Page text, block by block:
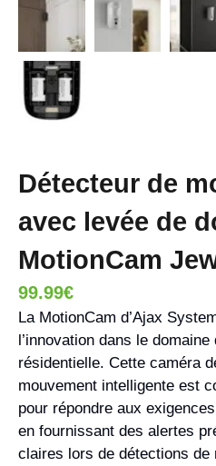
Détecteur de
avec levée de
MotionCam
99.99€
La MotionCam d’Ajax
l’innovation dans le
résidentielle. Cette caméra
mouvement intelligente est
pour répondre aux
en fournissant des alertes
claires lors de détections de